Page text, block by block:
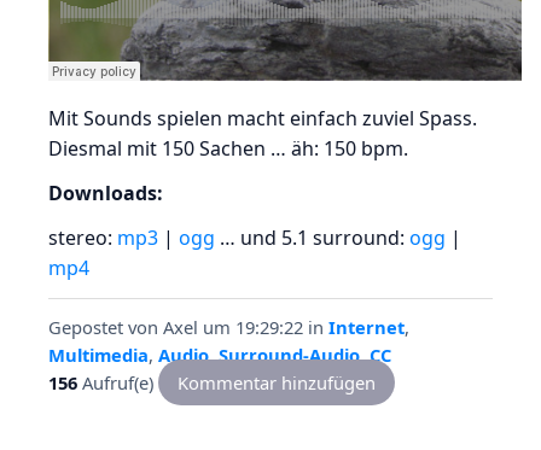
Mit Sounds spielen macht einfach zuviel Spass.
Diesmal mit 150 Sachen … äh: 150 bpm.
Downloads:
stereo: mp3 | ogg … und 5.1 surround: ogg |
mp4
Gepostet von Axel um 19:29:22 in Internet,
Multimedia, Audio,Surround-Audio,CC
156 Aufruf(e) Kommentar hinzufügen